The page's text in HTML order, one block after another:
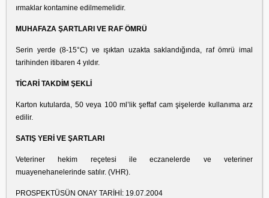
ırmaklar kontamine edilmemelidir.
MUHAFAZA ŞARTLARI VE RAF ÖMRÜ
Serin yerde (8-15°C) ve ışıktan uzakta saklandığında, raf ömrü imal
tarihinden itibaren 4 yıldır.
TİCARİ TAKDİM ŞEKLİ
Karton kutularda, 50 veya 100 ml’lik şeffaf cam şişelerde kullanıma arz
edilir.
SATIŞ YERİ VE ŞARTLARI
Veteriner hekim reçetesi ile eczanelerde ve veteriner
muayenehanelerinde satılır. (VHR).
PROSPEKTÜSÜN ONAY TARİHİ: 19.07.2004